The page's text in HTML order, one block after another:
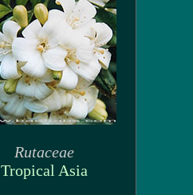
Rutaceae
Tropical Asia